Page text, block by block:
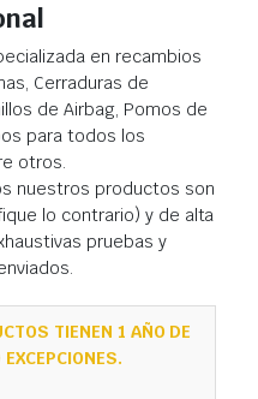
en recambios
Cerraduras de
de Airbag, Pomos de
para todos los
otros.
nuestros productos son
lo contrario) y de alta
pruebas y
TIENEN 1 AÑO DE